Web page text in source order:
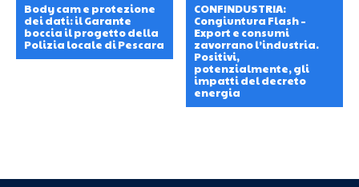
Body cam e protezione
dei dati: il Garante
boccia il progetto della
Polizia locale di Pescara
CONFINDUSTRIA:
Congiuntura Flash –
Export e consumi
zavorrano l’industria.
Positivi,
potenzialmente, gli
impatti del decreto
energia